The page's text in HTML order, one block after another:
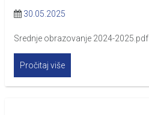
30.05.2025
Srednje obrazovanje 2024-2025.pdf
Pročitaj više